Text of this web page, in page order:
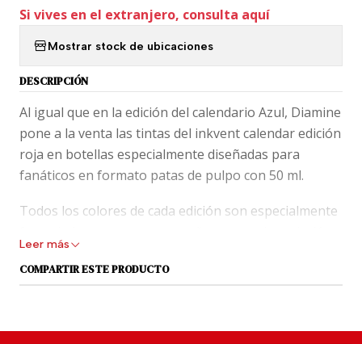
Si vives en el extranjero, consulta aquí
Mostrar stock de ubicaciones
DESCRIPCIÓN
Al igual que en la edición del calendario Azul, Diamine
pone a la venta las tintas del inkvent calendar edición
roja en botellas especialmente diseñadas para
fanáticos en formato patas de pulpo con 50 ml.
Todos los colores de cada edición son especialmente
todos son colores nuevos para el mercado de las
tintas... al menos lo fueron el 2021.
vent Calendar, que contiene 25 colores nuevos, en
Leer más
COMPARTIR ESTE PRODUCTO